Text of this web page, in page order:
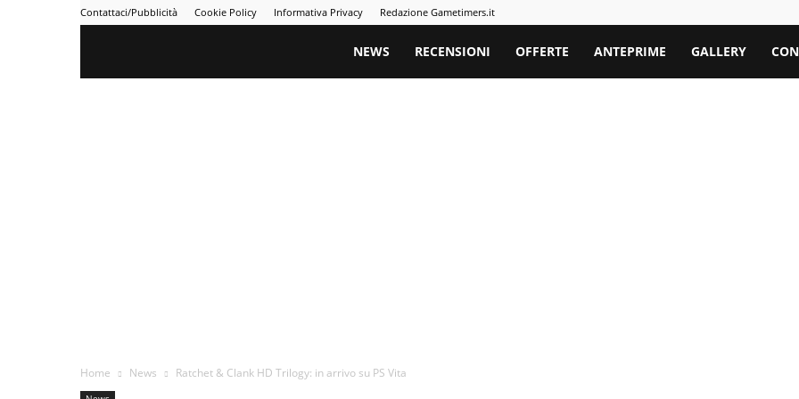
Contattaci/Pubblicità Cookie Policy Informativa Privacy Redazione Gametimers.it
Gametimers
NEWS RECENSIONI OFFERTE ANTEPRIME GALLERY
Home News Ratchet & Clank HD Trilogy: in arrivo su PS Vita